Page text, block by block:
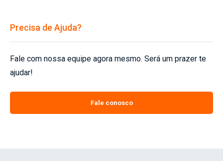
Precisa de Ajuda?
Fale com nossa equipe agora mesmo. Será um prazer te
ajudar!
Fale conosco